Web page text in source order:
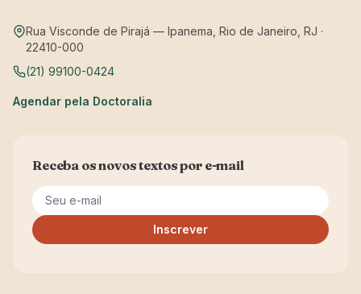
Rua Visconde de Pirajá — Ipanema, Rio de Janeiro, RJ ·
22410-000
(21) 99100-0424
Agendar pela Doctoralia
Receba os novos textos por e-mail
Seu e-mail
Inscrever